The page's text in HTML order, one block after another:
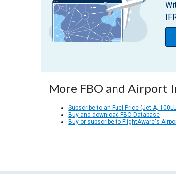
More FBO and Airport
Subscribe to an Fuel Price (Jet A,
Buy and download FBO Database
Buy or subscribe to FlightAware's